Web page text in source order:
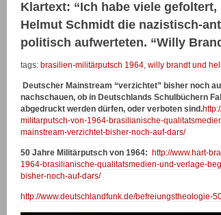
Klartext: “Ich habe viele
Helmut Schmidt die nazistisch-
politisch aufwerteten. “Willy
tags: brasilien-militärputsch 1964, willy brandt und
Deutscher Mainstream “verzichtet” bisher noch
nachschauen, ob in Deutschlands Schulbüchern
abgedruckt werden dürfen, oder verboten sind.
militarputsch-von-1964-brasilianische-
mainstream-verzichtet-bisher-noch-auf-dars/
50 Jahre Militärputsch von 1964: http://www.hart-
1964-brasilianische-qualitatsmedien-und-verlage-
bisher-noch-auf-dars/
http://www.deutschlandfunk.de/befreiungstheologie-